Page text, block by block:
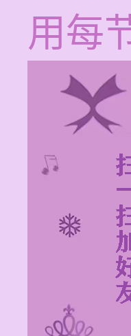
用每